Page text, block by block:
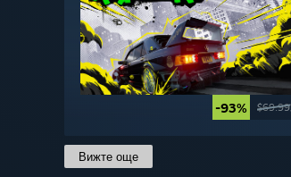
-93% $69.99
Вижте още